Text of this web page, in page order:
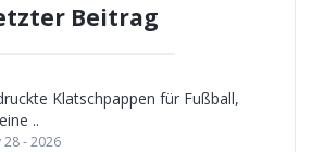
Beitrag
Klatschpappen für Fußball,
..
28 - 2026